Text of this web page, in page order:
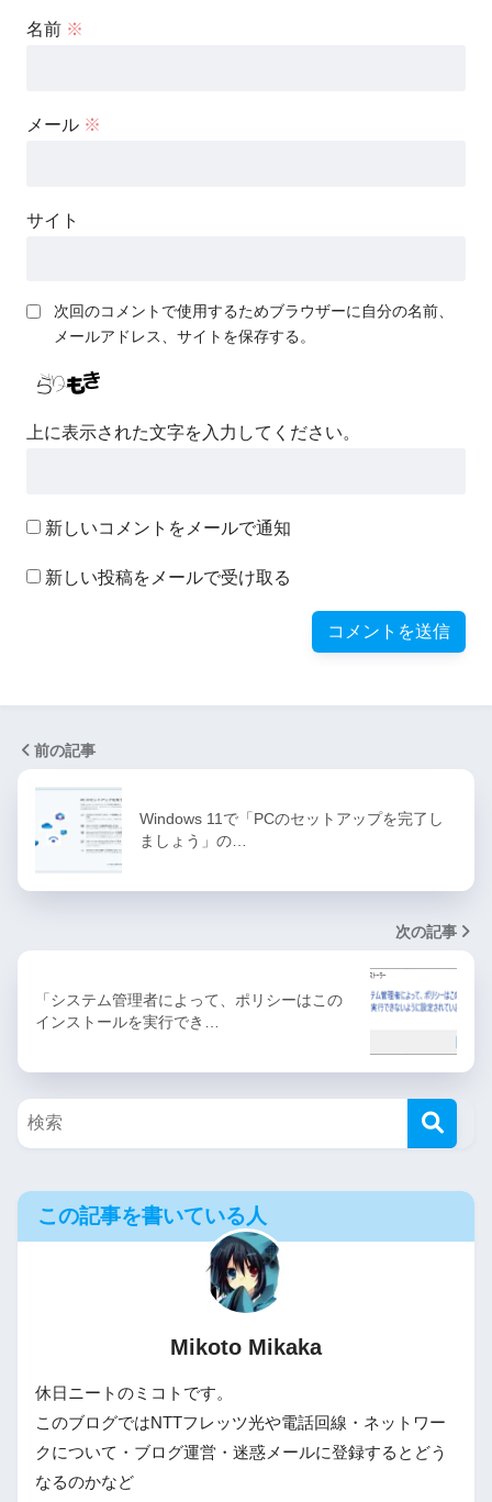
名前 ※
メール ※
サイト
次回のコメントで使用するためブラウザーに自分の名前、
メールアドレス、サイトを保存する。
上に表示された文字を入力してください。
新しいコメントをメールで通知
新しい投稿をメールで受け取る
前の記事
Windows 11で「PCのセットアップを完了し
ましょう」の…
次の記事
「システム管理者によって、ポリシーはこの
インストールを実行でき…
この記事を書いている人
Mikoto Mikaka
休日ニートのミコトです。
このブログではNTTフレッツ光や電話回線・ネットワー
クについて・ブログ運営・迷惑メールに登録するとどう
なるのかなど